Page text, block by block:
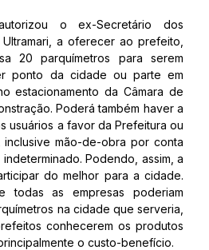
o ex-Secretário dos
a oferecer ao prefeito,
20 parquímetros para serem
ponto da cidade ou parte em
estacionamento da Câmara de
Poderá também haver a
usuários a favor da Prefeitura ou
inclusive mão-de-obra por conta
Podendo, assim, a
do melhor para a cidade.
todas as empresas poderiam
na cidade que serveria,
conhecerem os produtos
o custo-benefício.